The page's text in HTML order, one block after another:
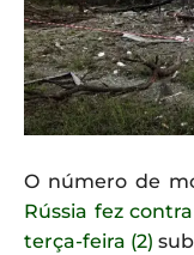
O número de
Rússia fez
terça-feira (2)